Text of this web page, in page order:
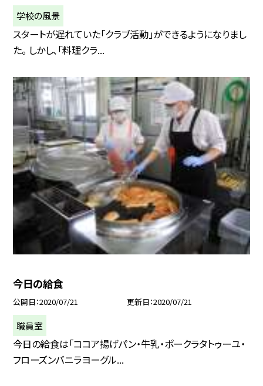
学校の風景
スタートが遅れていた「クラブ活動」ができるようになりまし
た。 しかし、「料理クラ...
今日の給食
公開日 2020/07/21 更新日 2020/07/21
職員室
今日の給食は「ココア揚げパン・牛乳・ポークラタトゥーユ・
フローズンバニラヨーグル...